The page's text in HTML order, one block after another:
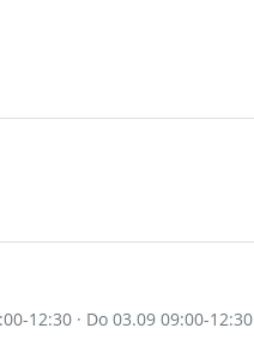
12:30 · Do 03.09 09:00-